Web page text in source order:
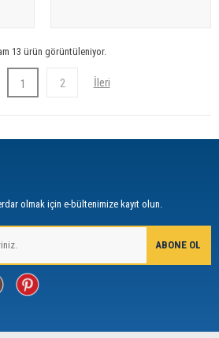
13 ürün görüntüleniyor.
1 2
olmak için e-bültenimize kayıt olun.